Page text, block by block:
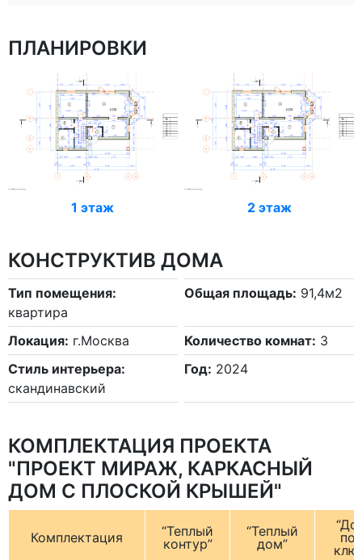
ПЛАНИРОВКИ
1 этаж 2 этаж
КОНСТРУКТИВ ДОМА
Тип помещения:
квартира
Общая площадь: 91,4м2
Локация: г.Москва Количество комнат: 3
Стиль интерьера:
скандинавский
Год: 2024
КОМПЛЕКТАЦИЯ ПРОЕКТА
"ПРОЕКТ МИРАЖ, КАРКАСНЫЙ
ДОМ С ПЛОСКОЙ КРЫШЕЙ"
Комплектация
“Теплый
контур”
“Теплый
дом”